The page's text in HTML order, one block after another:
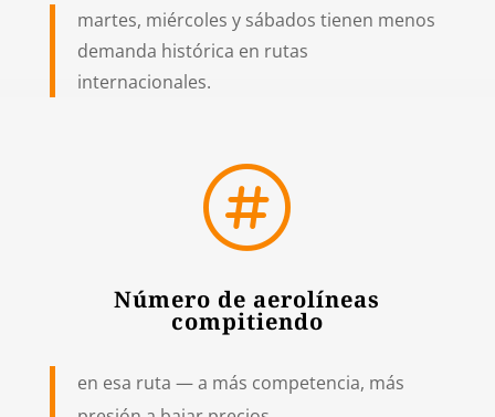
martes, miércoles y sábados tienen menos
demanda histórica en rutas
internacionales.

Número de aerolíneas
compitiendo
en esa ruta — a más competencia, más